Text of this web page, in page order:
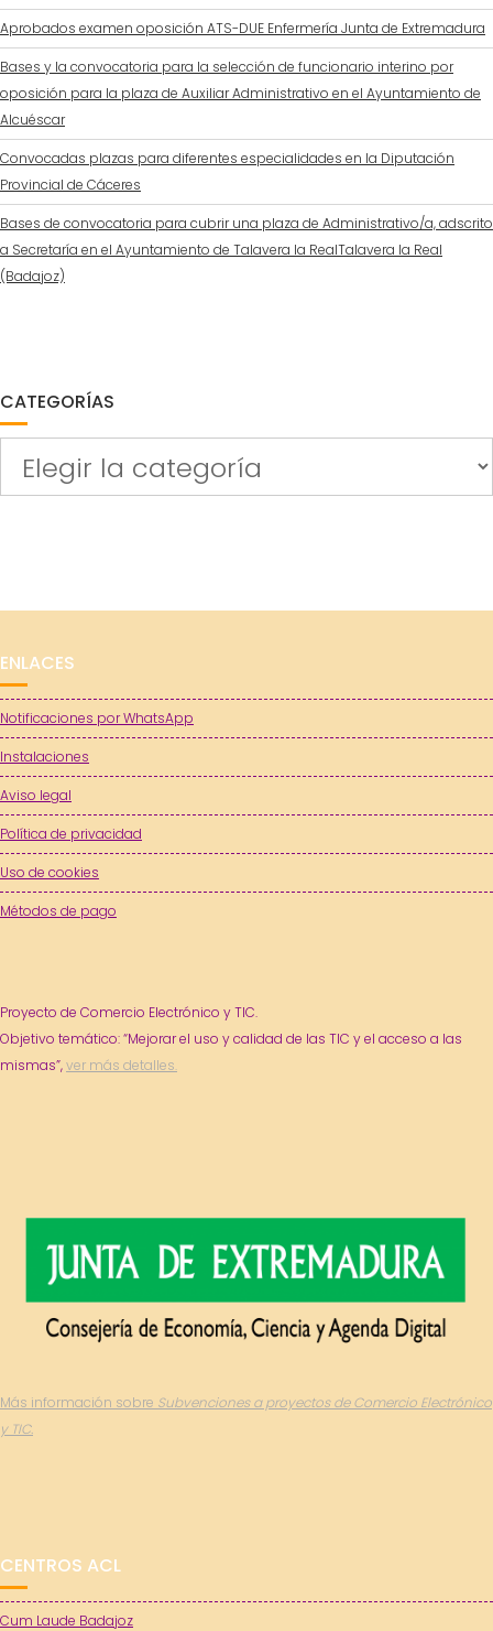
Aprobados examen oposición ATS-DUE Enfermería Junta de Extremadura
Bases y la convocatoria para la selección de funcionario interino por
oposición para la plaza de Auxiliar Administrativo en el Ayuntamiento de
Alcuéscar
Convocadas plazas para diferentes especialidades en la Diputación
Provincial de Cáceres
Bases de convocatoria para cubrir una plaza de Administrativo/a, adscrito
a Secretaría en el Ayuntamiento de Talavera la RealTalavera la Real
(Badajoz)
CATEGORÍAS
ENLACES
Notificaciones por WhatsApp
Instalaciones
Aviso legal
Política de privacidad
Uso de cookies
Métodos de pago
Proyecto de Comercio Electrónico y TIC.
Objetivo temático: “Mejorar el uso y calidad de las TIC y el acceso a las
mismas”,ver más detalles.
Más información sobre Subvenciones a proyectos de Comercio Electrónico
y TIC.
CENTROS ACL
Cum Laude Badajoz